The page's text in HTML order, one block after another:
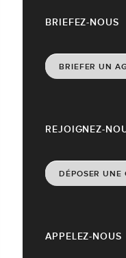
REJOIGNEZ-
DÉPOSER UNE
APPELEZ-NOUS
BRIEFEZ-NOUS
BRIEFER UN